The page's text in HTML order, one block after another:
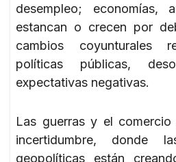
desempleo; economías,
estancan o crecen por
cambios coyunturales
políticas públicas,
expectativas negativas.
Las guerras y el
incertidumbre, donde
geopolíticas están